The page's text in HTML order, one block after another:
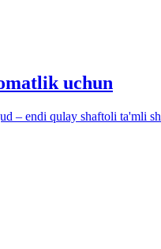
uchun
– endi qulay shaftoli ta'mli